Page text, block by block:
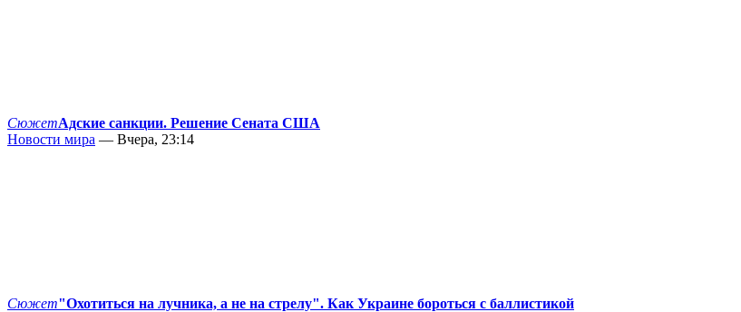
СюжетАдские санкции. Решение Сената США
Новости мира — Вчера, 23:14
Сюжет"Охотиться на лучника, а не на стрелу". Как Украине бороться с баллистикой